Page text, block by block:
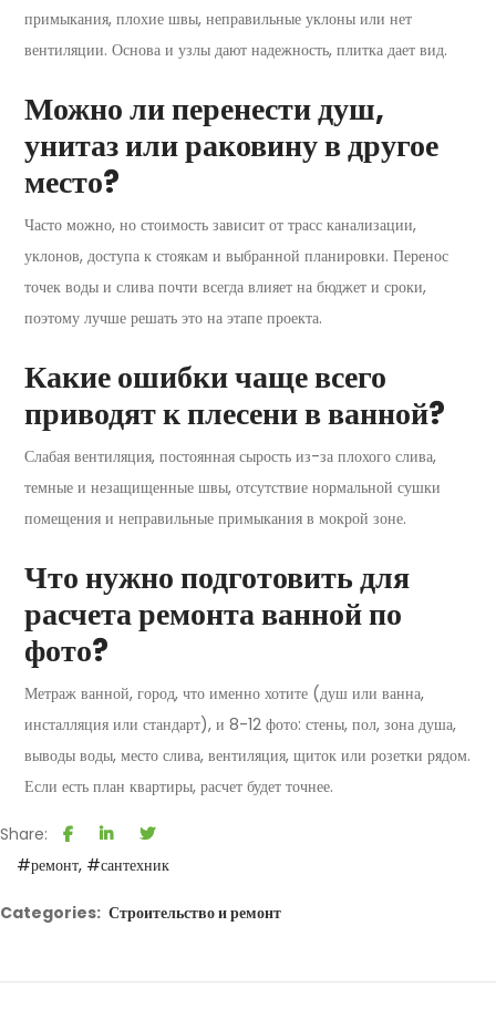
примыкания, плохие швы, неправильные уклоны или нет
вентиляции. Основа и узлы дают надежность, плитка дает вид.
Можно ли перенести душ,
унитаз или раковину в другое
место?
Часто можно, но стоимость зависит от трасс канализации,
уклонов, доступа к стоякам и выбранной планировки. Перенос
точек воды и слива почти всегда влияет на бюджет и сроки,
поэтому лучше решать это на этапе проекта.
Какие ошибки чаще всего
приводят к плесени в ванной?
Слабая вентиляция, постоянная сырость из-за плохого слива,
темные и незащищенные швы, отсутствие нормальной сушки
помещения и неправильные примыкания в мокрой зоне.
Что нужно подготовить для
расчета ремонта ванной по
фото?
Метраж ванной, город, что именно хотите (душ или ванна,
инсталляция или стандарт), и 8-12 фото: стены, пол, зона душа,
выводы воды, место слива, вентиляция, щиток или розетки рядом.
Если есть план квартиры, расчет будет точнее.
Share:
#ремонт #сантехник
Categories: Строительство и ремонт